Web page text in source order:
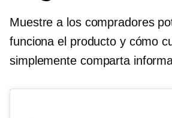
Muestre a los compradores
funciona el producto y cómo
simplemente comparta